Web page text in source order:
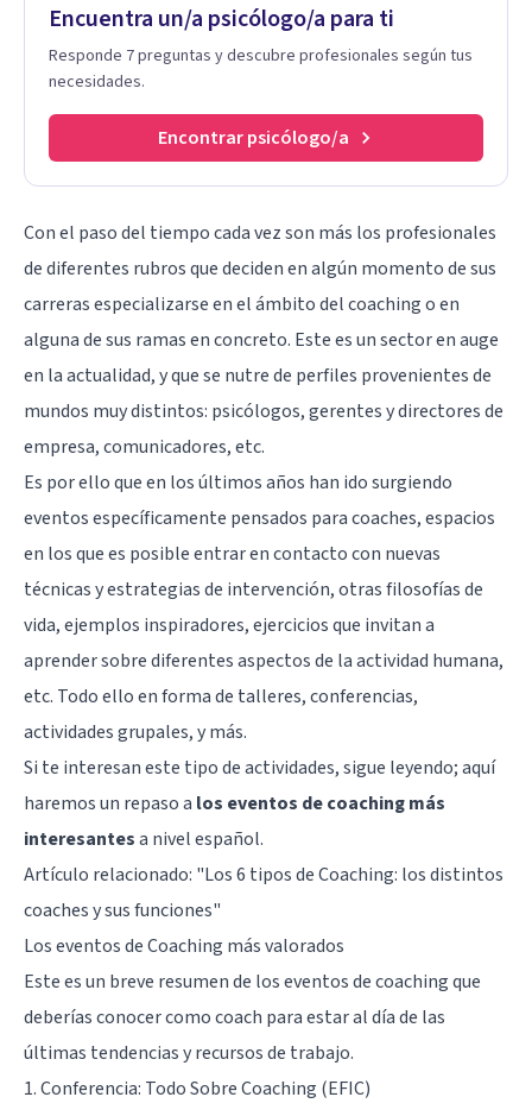
Encuentra un/a psicólogo/a para ti
Responde 7 preguntas y descubre profesionales según tus
necesidades.
Encontrar psicólogo/a
Con el paso del tiempo cada vez son más los profesionales
de diferentes rubros que deciden en algún momento de sus
carreras especializarse en el ámbito del coaching o en
alguna de sus ramas en concreto. Este es un sector en auge
en la actualidad, y que se nutre de perfiles provenientes de
mundos muy distintos: psicólogos, gerentes y directores de
empresa, comunicadores, etc.
Es por ello que en los últimos años han ido surgiendo
eventos específicamente pensados para coaches, espacios
en los que es posible entrar en contacto con nuevas
técnicas y estrategias de intervención, otras filosofías de
vida, ejemplos inspiradores, ejercicios que invitan a
aprender sobre diferentes aspectos de la actividad humana,
etc. Todo ello en forma de talleres, conferencias,
actividades grupales, y más.
Si te interesan este tipo de actividades, sigue leyendo; aquí
haremos un repaso a los eventos de coaching más
interesantesa nivel español.
Artículo relacionado: "Los 6 tipos de Coaching: los distintos
coaches y sus funciones"
Los eventos de Coaching más valorados
Este es un breve resumen de los eventos de coaching que
deberías conocer como coach para estar al día de las
últimas tendencias y recursos de trabajo.
1. Conferencia: Todo Sobre Coaching (EFIC)